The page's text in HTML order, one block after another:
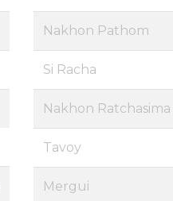
Nakhon Pathom
Si Racha
Nakhon Ratchasima
Tavoy
Mergui